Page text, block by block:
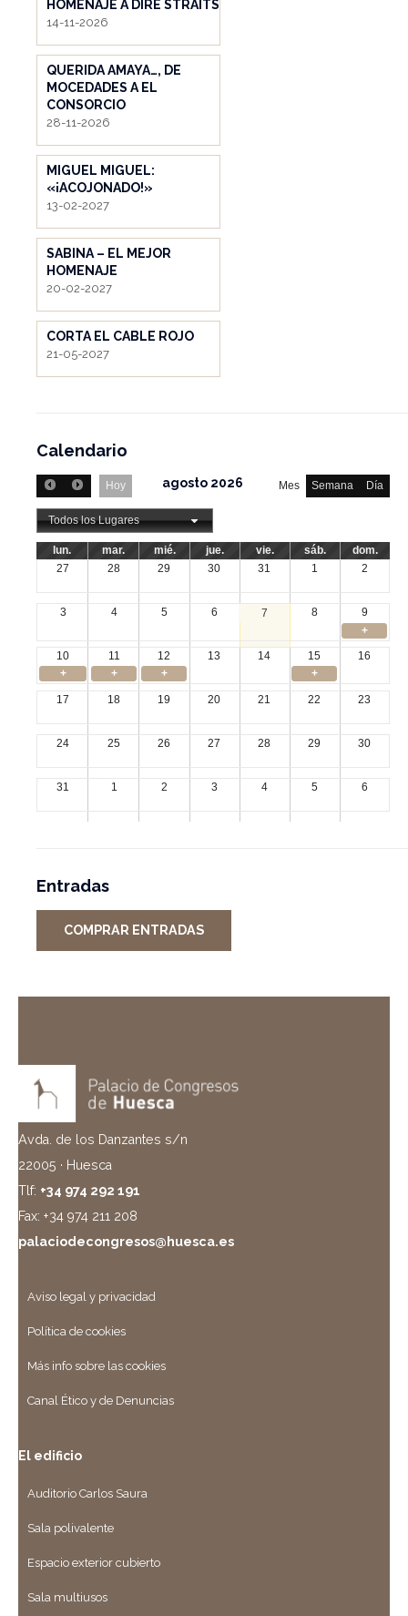
HOMENAJE A DIRE STRAITS
14-11-2026
QUERIDA AMAYA…, DE
MOCEDADES A EL
CONSORCIO
28-11-2026
MIGUEL MIGUEL:
«¡ACOJONADO!»
13-02-2027
SABINA – EL MEJOR
HOMENAJE
20-02-2027
CORTA EL CABLE ROJO
21-05-2027
Calendario
Hoy Mes Semana Día
agosto 2026
Todos los Lugares
lun. mar. mié. jue. vie. sáb.
dom.
27
28 29 30 31 1 2
3 4 5 6 7 8
9
+
10
11 12 13 14 15
16
+
+ + +
17 18 19 20 21 22 23
24 25 26 27 28 29 30
31 1 2 3 4 5 6
Entradas
COMPRAR ENTRADAS
Avda. de los Danzantes s/n
22005 · Huesca
Tlf: +34 974 292 191
Fax: +34 974 211 208
palaciodecongresos@huesca.es
Aviso legal y privacidad
Política de cookies
Más info sobre las cookies
Canal Ético y de Denuncias
El edificio
Auditorio Carlos Saura
Sala polivalente
Espacio exterior cubierto
Sala multiusos